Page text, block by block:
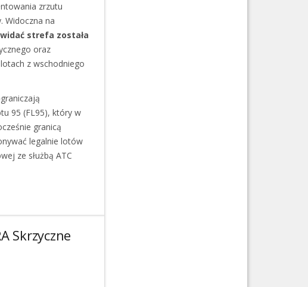
zrzutu
Widoczna na
widać strefa została
oraz
z wschodniego
95 (FL95), który w
granicą
legalnie lotów
ze służbą ATC
Skrzyczne